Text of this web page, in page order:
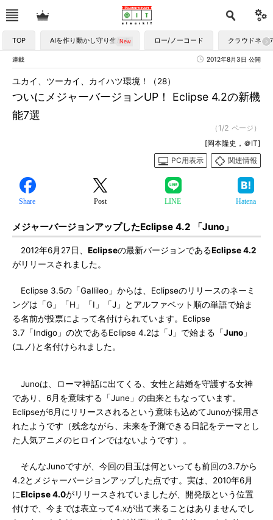
TOP AIを作り動かし守り生かす ロー/ノーコード クラウドネイ
連載 2012年8月3日 公開
ついにメジャーバージョンUP！ Eclipse 4.2の新機
能7選
ユカイ、ツーカイ、カイハツ環境！（28）
（1/2 ページ）
[岡本隆史，＠IT]
PC用表示
関連情報
Share Post LINE Hatena
メジャーバージョンアップしたEclipse 4.2 「Juno」
2012年6月27日、 Eclipseの最新バージョンであるEclipse 4.2
がリリースされました。
Eclipse 3.5の「Gallileo」からは、Eclipseのリリースのネーミ
ングは「G」「H」「I」「J」とアルファベット順の単語で始ま
る名前が投票によって名付けられています。Eclipse
3.7「Indigo」の次であるEclipse 4.2は「J」で始まる「Juno 」
(ユノ)と名付けられました。
Junoは、ローマ神話に出てくる、女性と結婚を守護する女神
であり、6月を意味する「June」の由来ともなっています。
Eclipseが6月にリリースされるという意味も込めてJunoが採用さ
れたようです（残念ながら、未来を予測できる日記をテーマとし
た人気アニメのヒロインではないようです）。
そんなJunoですが、今回の目玉は何といっても前回の3.7から
4.2とメジャーバージョンアップした点です。実は、2010年6月
にElcipse 4.0がリリースされていましたが、開発版という位置
付けで、今までは表立って4.xが出て来ることはありませんでし